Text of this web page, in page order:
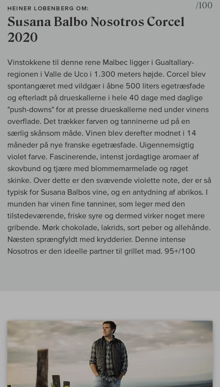
HEINER LOBENBERG OM:
Susana Balbo Nosotros Corcel
2020
/100
Vinstokkene til denne rene Malbec ligger i Gualtallary-
regionen i Valle de Uco i 1.300 meters højde. Corcel blev
spontangæret med vildgær i åbne 500 liters egetræsfade
og efterladt på drueskallerne i hele 40 dage med daglige
"push-downs" for at presse drueskallerne ned under vinens
overflade. Det trækker farven og tanninerne ud på en
særlig skånsom måde. Vinen blev derefter modnet i 14
måneder på nye franske egetræsfade. Uigennemsigtig
violet farve. Fascinerende, intenst jordagtige aromaer af
skovbund og tjære med blommemarmelade og røget
skinke. Over dette er den svævende violette note, der er så
typisk for Susana Balbos vine, og en antydning af abrikos. I
munden har vinen fine tanniner, som leger med den
tilstedeværende, friske syre og dermed virker noget mere
gribende. Mørk chokolade, lakrids, sort peber og allehånde.
Næsten sprængfyldt med krydderier. Denne intense
Nosotros er den ideelle partner til grillet mad. 95+/100